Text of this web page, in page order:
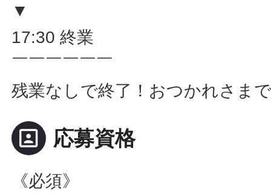
▼
17:30 終業
￣￣￣￣￣￣
残業なしで終了！おつかれさま
portrait 応募資格
《必須》